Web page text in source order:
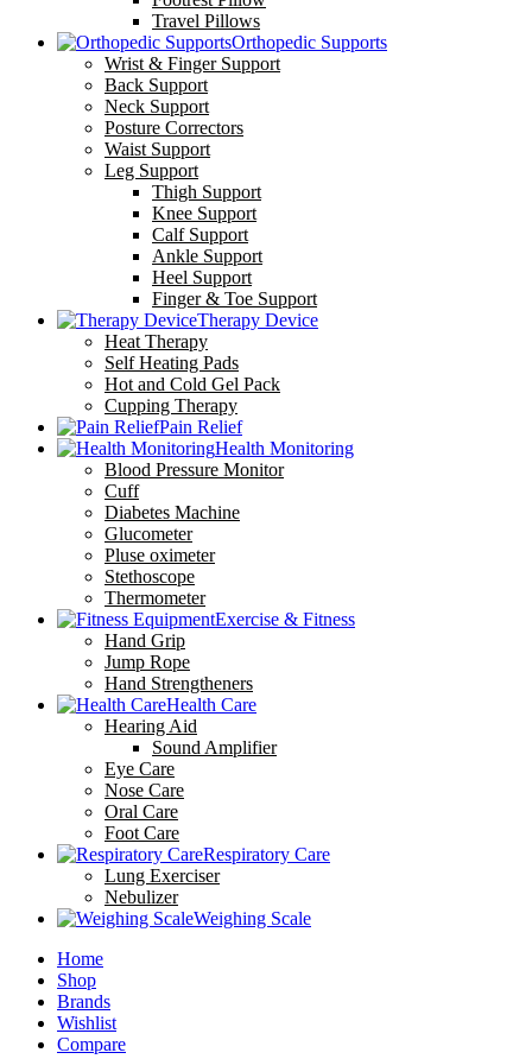
Travel Pillows
Orthopedic Supports
Wrist & Finger Support
Back Support
Neck Support
Posture Correctors
Waist Support
Leg Support
Thigh Support
Knee Support
Calf Support
Ankle Support
Heel Support
Finger & Toe Support
Therapy Device
Heat Therapy
Self Heating Pads
Hot and Cold Gel Pack
Cupping Therapy
Pain Relief
Health Monitoring
Blood Pressure Monitor
Cuff
Diabetes Machine
Glucometer
Pluse oximeter
Stethoscope
Thermometer
Exercise & Fitness
Hand Grip
Jump Rope
Hand Strengtheners
Health Care
Hearing Aid
Sound Amplifier
Eye Care
Nose Care
Oral Care
Foot Care
Respiratory Care
Lung Exerciser
Nebulizer
Weighing Scale
Home
Shop
Brands
Wishlist
Compare